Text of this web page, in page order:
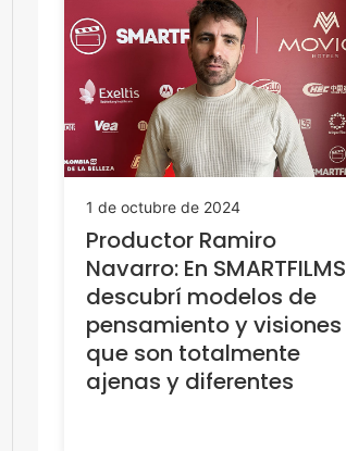
1 de octubre de 2024
Productor Ramiro
Navarro: En SMARTFILMS
descubrí modelos de
pensamiento y visiones
que son totalmente
ajenas y diferentes